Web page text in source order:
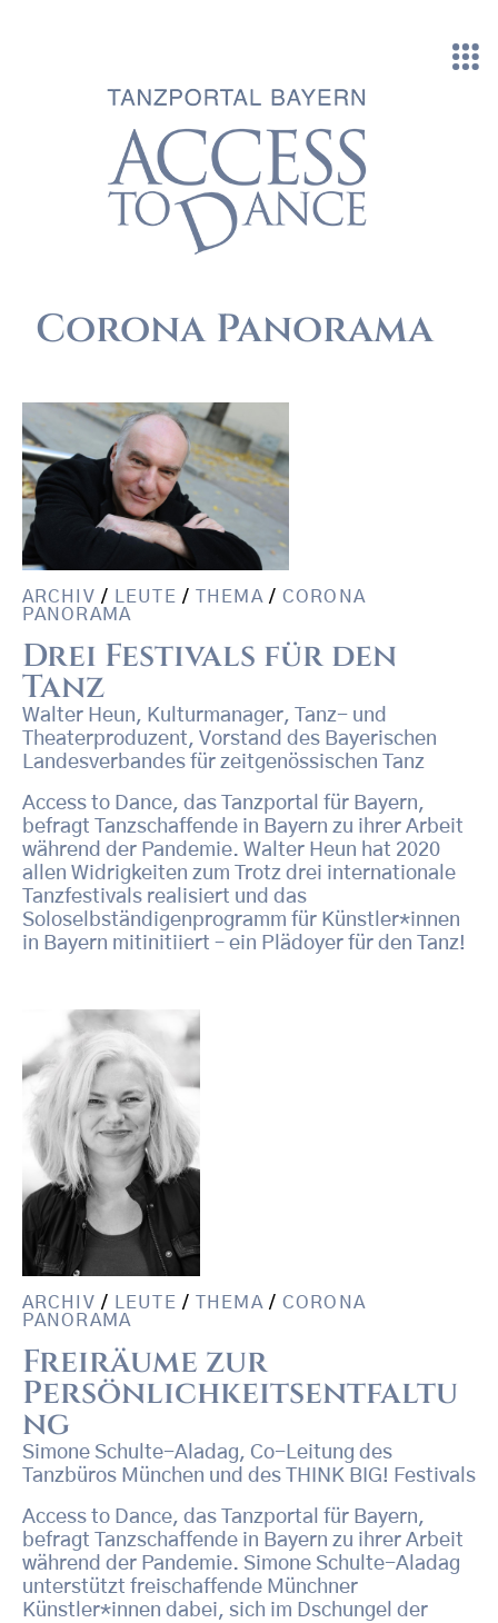
Corona Panorama
ARCHIV / LEUTE / THEMA/CORONA
PANORAMA
Drei Festivals für den
Tanz
Walter Heun, Kulturmanager, Tanz- und
Theaterproduzent, Vorstand des Bayerischen
Landesverbandes für zeitgenössischen Tanz
Access to Dance, das Tanzportal für Bayern,
befragt Tanzschaffende in Bayern zu ihrer Arbeit
während der Pandemie. Walter Heun hat 2020
allen Widrigkeiten zum Trotz drei internationale
Tanzfestivals realisiert und das
Soloselbständigenprogramm für Künstler*innen
in Bayern mitinitiiert – ein Plädoyer für den Tanz!
ARCHIV / LEUTE / THEMA/CORONA
PANORAMA
Freiräume zur
Persönlichkeitsentfaltu
ng
Simone Schulte-Aladag, Co-Leitung des
Tanzbüros München und des THINK BIG! Festivals
Access to Dance, das Tanzportal für Bayern,
befragt Tanzschaffende in Bayern zu ihrer Arbeit
während der Pandemie. Simone Schulte-Aladag
unterstützt freischaffende Münchner
Künstler*innen dabei, sich im Dschungel der